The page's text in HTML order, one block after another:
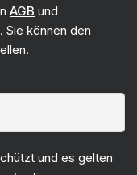
AGB und
Sie können den
und es gelten